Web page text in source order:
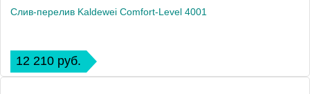
Слив-перелив Kaldewei Comfort-Level 4001
12 210 руб.